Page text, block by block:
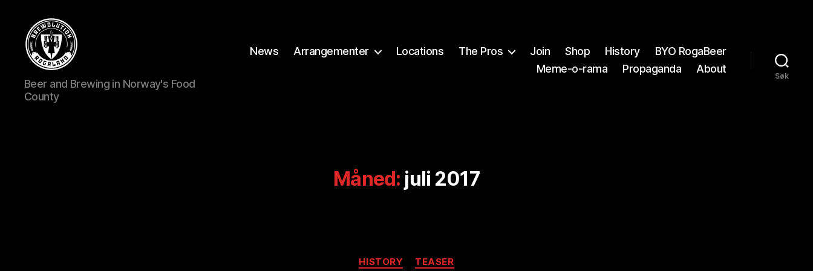
BREWOLUTION
ROGALAND
Beer and Brewing in Norway's Food
County
News Arrangementer Locations The Pros Join Shop History
BYO RogaBeer
Meme-o-rama
Propaganda About
Søk
Måned: juli 2017
Kategorier
HISTORY TEASER
A